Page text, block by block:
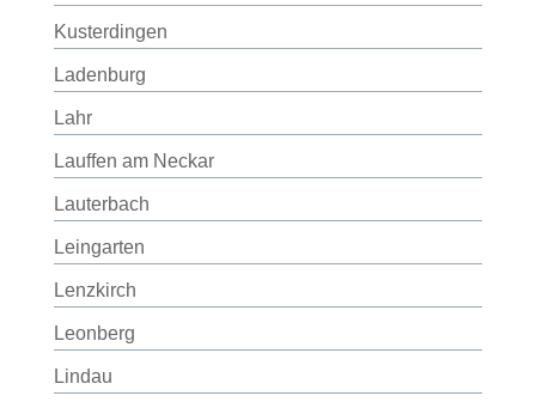
Kusterdingen
Ladenburg
Lahr
Lauffen am Neckar
Lauterbach
Leingarten
Lenzkirch
Leonberg
Lindau